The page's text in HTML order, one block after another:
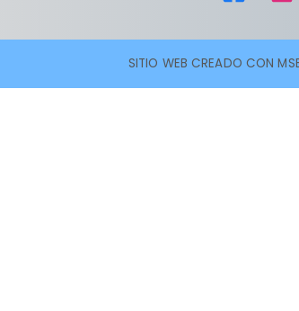
SITIO WEB CREADO CON